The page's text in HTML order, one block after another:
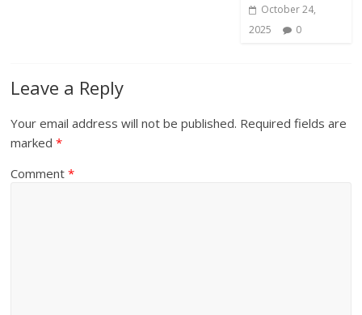
October 24,
2025
0
Leave a Reply
Your email address will not be published. Required fields are
marked*
Comment*